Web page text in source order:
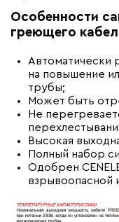
Особенности
греющего
Автоматически
на повышение
трубы;
Может быть
Не
Высокая
Полный набор
Одобрен
взрывоопасной